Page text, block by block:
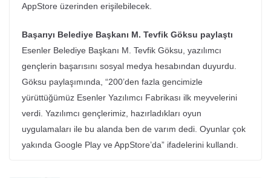
AppStore üzerinden erişilebilecek.
Başarıyı Belediye Başkanı M. Tevfik Göksu paylaştı
Esenler Belediye Başkanı M. Tevfik Göksu, yazılımcı
gençlerin başarısını sosyal medya hesabından duyurdu.
Göksu paylaşımında, “200’den fazla gencimizle
yürüttüğümüz Esenler Yazılımcı Fabrikası ilk meyvelerini
verdi. Yazılımcı gençlerimiz, hazırladıkları oyun
uygulamaları ile bu alanda ben de varım dedi. Oyunlar çok
yakında Google Play ve AppStore’da” ifadelerini kullandı.